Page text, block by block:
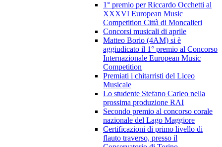
1° premio per Riccardo Occhetti al
XXXVI European Music
Competition Città di Moncalieri
Concorsi musicali di aprile
Matteo Borio (4AM) si è
aggiudicato il 1° premio al Concorso
Internazionale European Music
Competition
Premiati i chitarristi del Liceo
Musicale
Lo studente Stefano Carleo nella
prossima produzione RAI
Secondo premio al concorso corale
nazionale del Lago Maggiore
Certificazioni di primo livello di
flauto traverso, presso il